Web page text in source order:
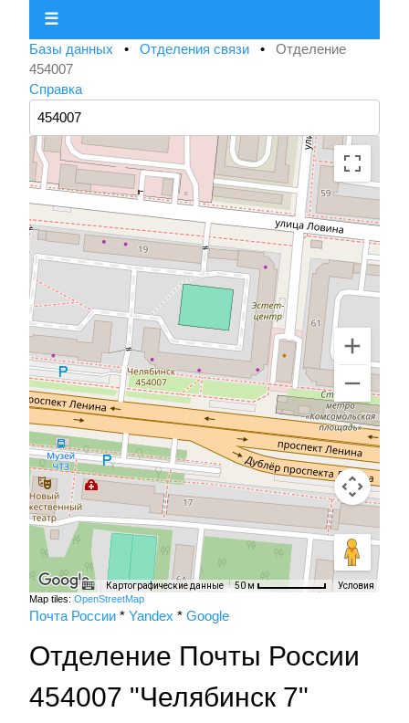
☰
Базы данных • Отделения связи • Отделение
454007
Справка
Картографические данные 50 м Условия
Map tiles: OpenStreetMap
Почта России * Yandex * Google
Отделение Почты России
454007 "Челябинск 7"